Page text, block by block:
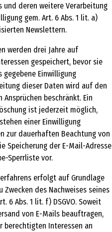
und deren weitere Verarbeitung
gem. Art. 6 Abs. 1 lit. a)
Newslettern.
werden drei Jahre auf
gespeichert, bevor sie
gegebene Einwilligung
dieser Daten wird auf den
beschränkt. Ein
ist jederzeit möglich,
einer Einwilligung
zur dauerhaften Beachtung von
Speicherung der E-Mail-Adresse
Sperrliste vor.
erfolgt auf Grundlage
des Nachweises seines
6 Abs. 1 lit. f) DSGVO. Soweit
von E-Mails beauftragen,
berechtigten Interessen an